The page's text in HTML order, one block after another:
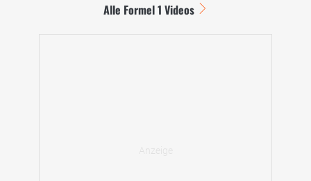
Alle Formel 1 Videos